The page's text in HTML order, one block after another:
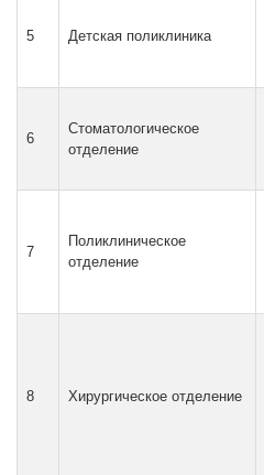
5 Детская поликлиника
6
Стоматологическое
отделение
7
Поликлиническое
отделение
8 Хирургическое отделение